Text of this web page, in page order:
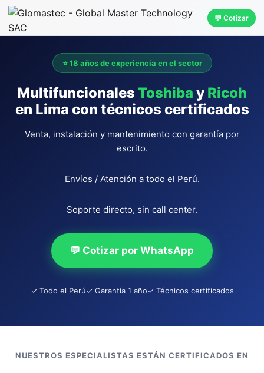
💬 Cotizar
⭐ 18 años de experiencia en el sector
Multifuncionales Toshiba y Ricoh
en Lima con técnicos certificados
Venta, instalación y mantenimiento con garantía por
escrito.
Envíos / Atención a todo el Perú.
Soporte directo, sin call center.
💬 Cotizar por WhatsApp
✓ Todo el Perú✓ Garantía 1 año✓ Técnicos certificados
NUESTROS ESPECIALISTAS ESTÁN CERTIFICADOS EN